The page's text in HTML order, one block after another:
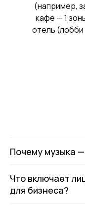
(например,
кафе — 1
отель
Почему музыка
Что включает
для бизнеса?